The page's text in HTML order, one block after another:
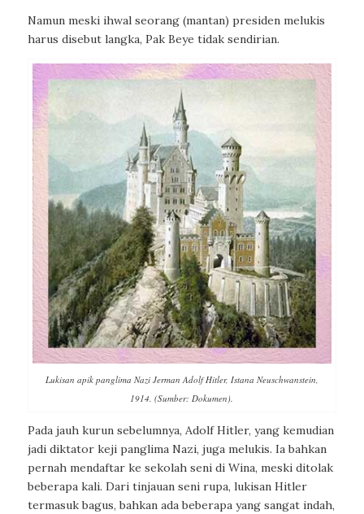
Namun meski ihwal seorang (mantan) presiden melukis
harus disebut langka, Pak Beye tidak sendirian.
Lukisan apik panglima Nazi Jerman Adolf Hitler, Istana Neuschwanstein,
1914. (Sumber: Dokumen).
Pada jauh kurun sebelumnya, Adolf Hitler, yang kemudian
jadi diktator keji panglima Nazi, juga melukis. Ia bahkan
pernah mendaftar ke sekolah seni di Wina, meski ditolak
beberapa kali. Dari tinjauan seni rupa, lukisan Hitler
termasuk bagus, bahkan ada beberapa yang sangat indah,